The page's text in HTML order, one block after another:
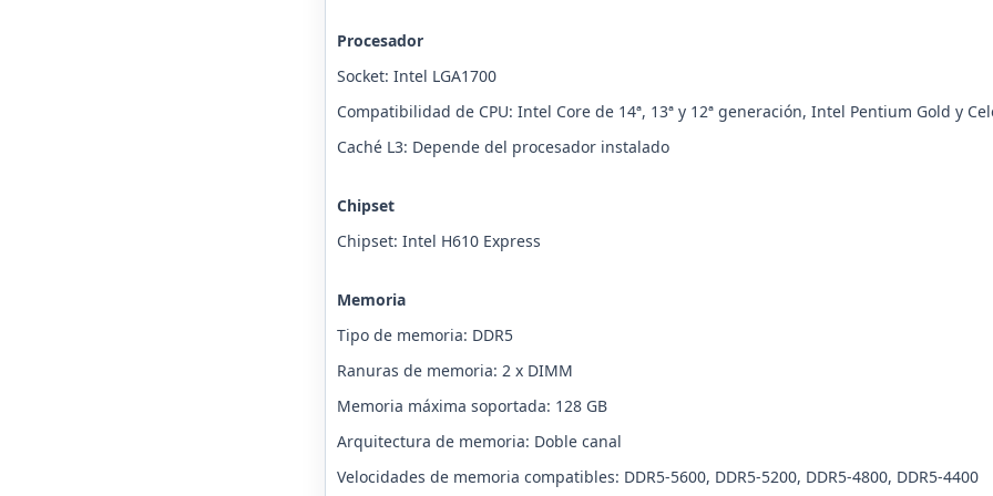
Procesador
Socket: Intel LGA1700
Compatibilidad de CPU: Intel Core de 14ª, 13ª y 12ª generación, Intel Pentium Gold y
Caché L3: Depende del procesador instalado
Chipset
Chipset: Intel H610 Express
Memoria
Tipo de memoria: DDR5
Ranuras de memoria: 2 x DIMM
Memoria máxima soportada: 128 GB
Arquitectura de memoria: Doble canal
Velocidades de memoria compatibles: DDR5-5600, DDR5-5200, DDR5-4800, DDR5-4400